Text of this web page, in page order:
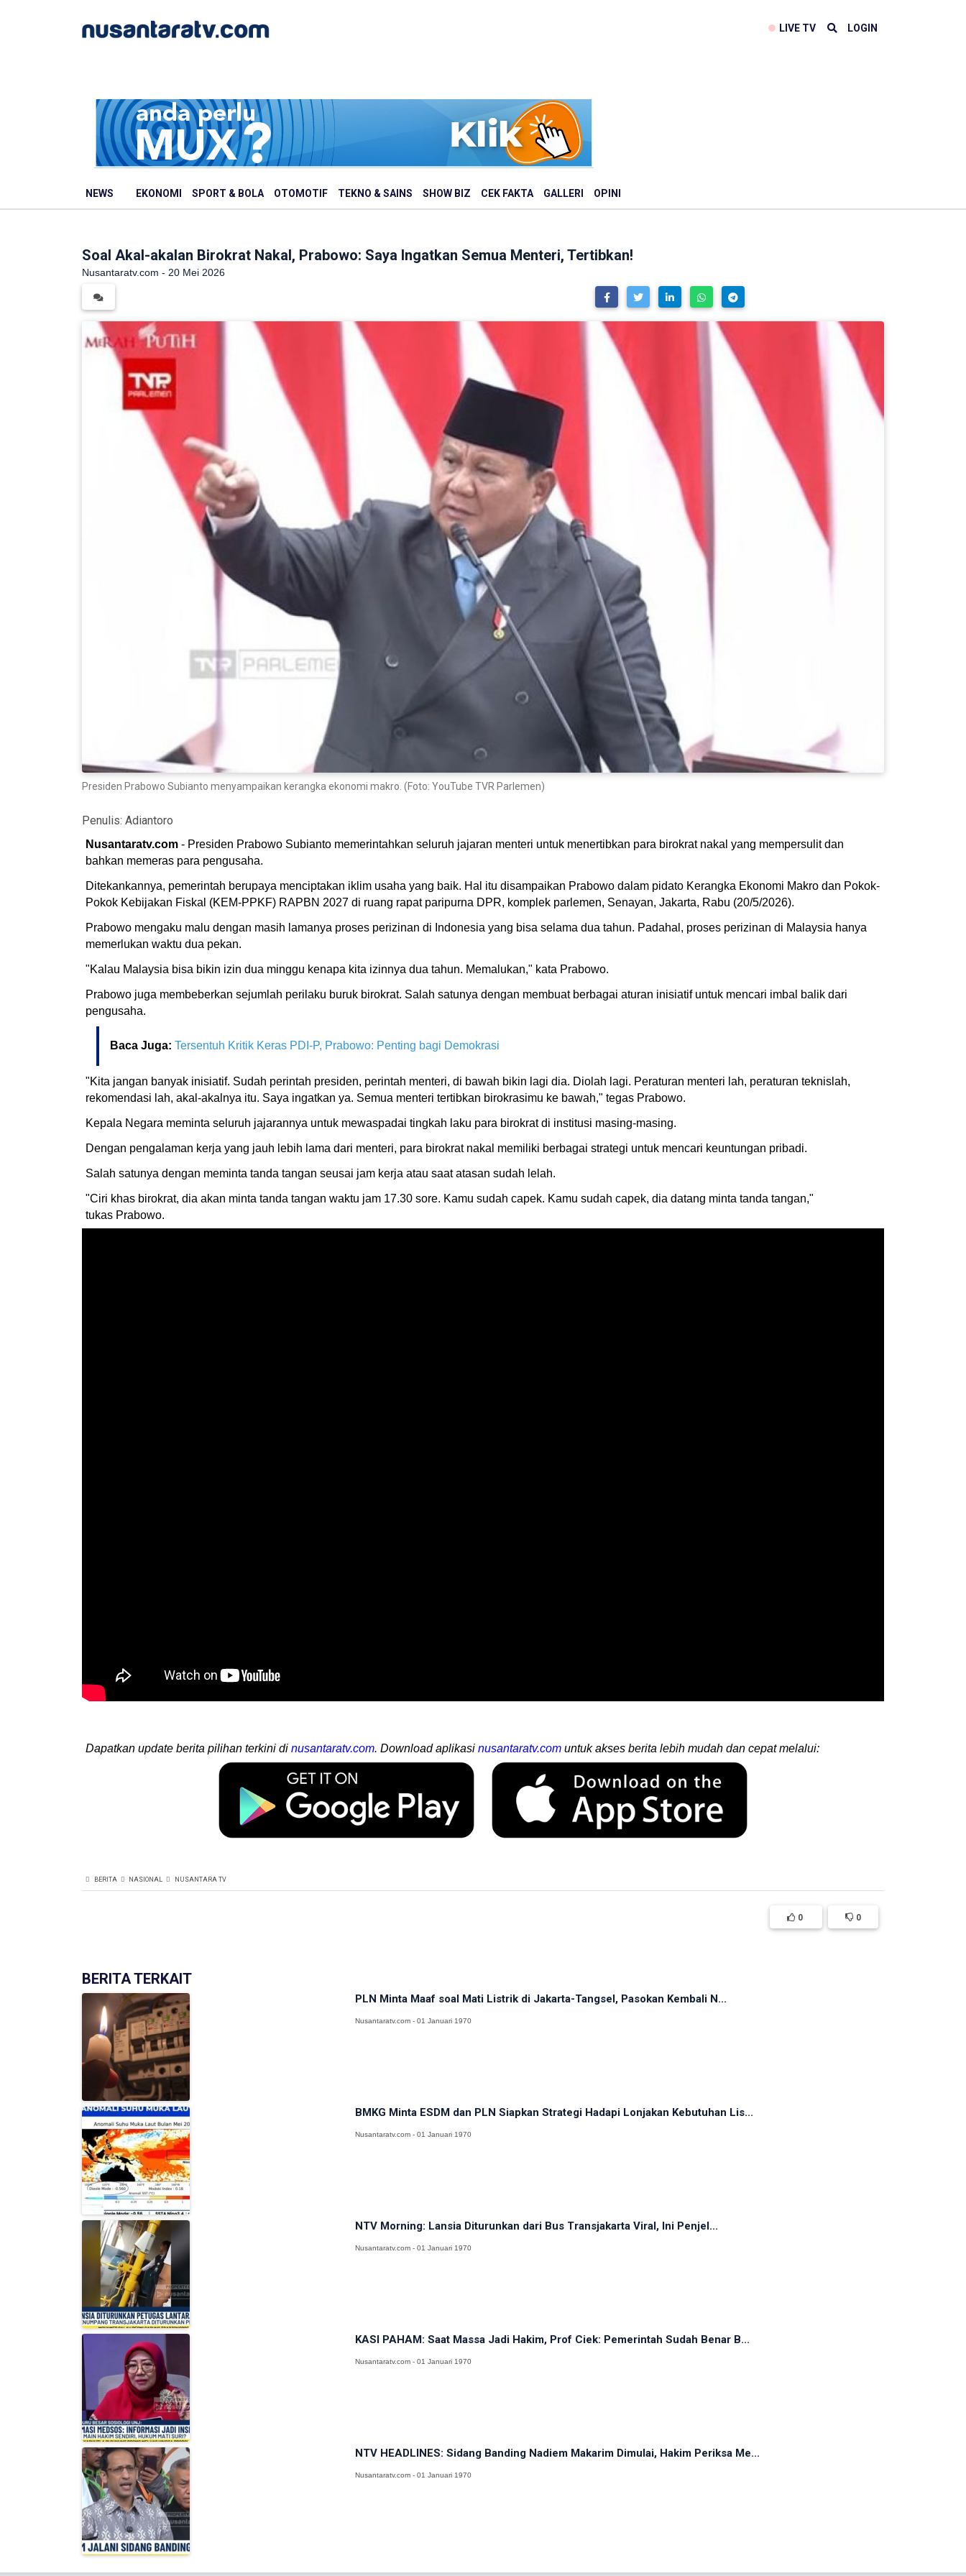
LIVE TV LOGIN
NEWS EKONOMI SPORT & BOLA OTOMOTIF TEKNO & SAINS SHOW BIZ CEK FAKTA GALLERI OPINI
Soal Akal-akalan Birokrat Nakal, Prabowo: Saya Ingatkan Semua Menteri, Tertibkan!
Nusantaratv.com - 20 Mei 2026
Presiden Prabowo Subianto menyampaikan kerangka ekonomi makro. (Foto: YouTube TVR Parlemen)
Penulis: Adiantoro
Nusantaratv.com - Presiden Prabowo Subianto memerintahkan seluruh jajaran menteri untuk menertibkan para birokrat nakal yang mempersulit dan
bahkan memeras para pengusaha.
Ditekankannya, pemerintah berupaya menciptakan iklim usaha yang baik. Hal itu disampaikan Prabowo dalam pidato Kerangka Ekonomi Makro dan Pokok-
Pokok Kebijakan Fiskal (KEM-PPKF) RAPBN 2027 di ruang rapat paripurna DPR, komplek parlemen, Senayan, Jakarta, Rabu (20/5/2026).
Prabowo mengaku malu dengan masih lamanya proses perizinan di Indonesia yang bisa selama dua tahun. Padahal, proses perizinan di Malaysia hanya
memerlukan waktu dua pekan.
"Kalau Malaysia bisa bikin izin dua minggu kenapa kita izinnya dua tahun. Memalukan," kata Prabowo.
Prabowo juga membeberkan sejumlah perilaku buruk birokrat. Salah satunya dengan membuat berbagai aturan inisiatif untuk mencari imbal balik dari
pengusaha.
Baca Juga: Tersentuh Kritik Keras PDI-P, Prabowo: Penting bagi Demokrasi
"Kita jangan banyak inisiatif. Sudah perintah presiden, perintah menteri, di bawah bikin lagi dia. Diolah lagi. Peraturan menteri lah, peraturan teknislah,
rekomendasi lah, akal-akalnya itu. Saya ingatkan ya. Semua menteri tertibkan birokrasimu ke bawah," tegas Prabowo.
Kepala Negara meminta seluruh jajarannya untuk mewaspadai tingkah laku para birokrat di institusi masing-masing.
Dengan pengalaman kerja yang jauh lebih lama dari menteri, para birokrat nakal memiliki berbagai strategi untuk mencari keuntungan pribadi.
Salah satunya dengan meminta tanda tangan seusai jam kerja atau saat atasan sudah lelah.
"Ciri khas birokrat, dia akan minta tanda tangan waktu jam 17.30 sore. Kamu sudah capek. Kamu sudah capek, dia datang minta tanda tangan,"
tukas Prabowo.
Dapatkan update berita pilihan terkini di nusantaratv.com. Download aplikasi nusantaratv.com untuk akses berita lebih mudah dan cepat melalui:
BERITA NASIONAL NUSANTARA TV
0 0
BERITA TERKAIT
PLN Minta Maaf soal Mati Listrik di Jakarta-Tangsel, Pasokan Kembali N...
Nusantaratv.com - 01 Januari 1970
BMKG Minta ESDM dan PLN Siapkan Strategi Hadapi Lonjakan Kebutuhan Lis...
Nusantaratv.com - 01 Januari 1970
NTV Morning: Lansia Diturunkan dari Bus Transjakarta Viral, Ini Penjel...
Nusantaratv.com - 01 Januari 1970
KASI PAHAM: Saat Massa Jadi Hakim, Prof Ciek: Pemerintah Sudah Benar B...
Nusantaratv.com - 01 Januari 1970
NTV HEADLINES: Sidang Banding Nadiem Makarim Dimulai, Hakim Periksa Me...
Nusantaratv.com - 01 Januari 1970